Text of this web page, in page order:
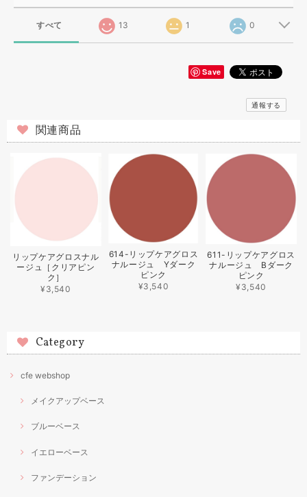
すべて 13 1 0
Save
通報する
関連商品
リップケアグロスナル
ージュ［クリアピン
ク］
¥3,540
614-リップケアグロス
ナルージュ Yダーク
ピンク
¥3,540
611-リップケアグロス
ナルージュ Bダーク
ピンク
¥3,540
Category
cfe webshop
メイクアップベース
ブルーベース
イエローベース
ファンデーション